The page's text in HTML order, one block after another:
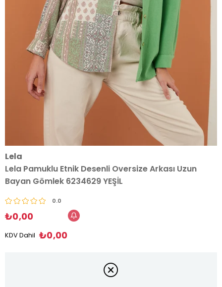
Lela
Lela Pamuklu Etnik Desenli Oversize Arkası Uzun
Bayan Gömlek 6234629 YEŞİL
0.0
₺0,00
KDV Dahil ₺0,00